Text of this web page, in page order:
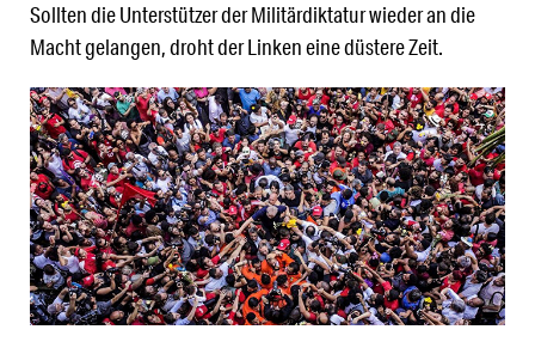
Sollten die Unterstützer der Militärdiktatur wieder an die
Macht gelangen, droht der Linken eine düstere Zeit.